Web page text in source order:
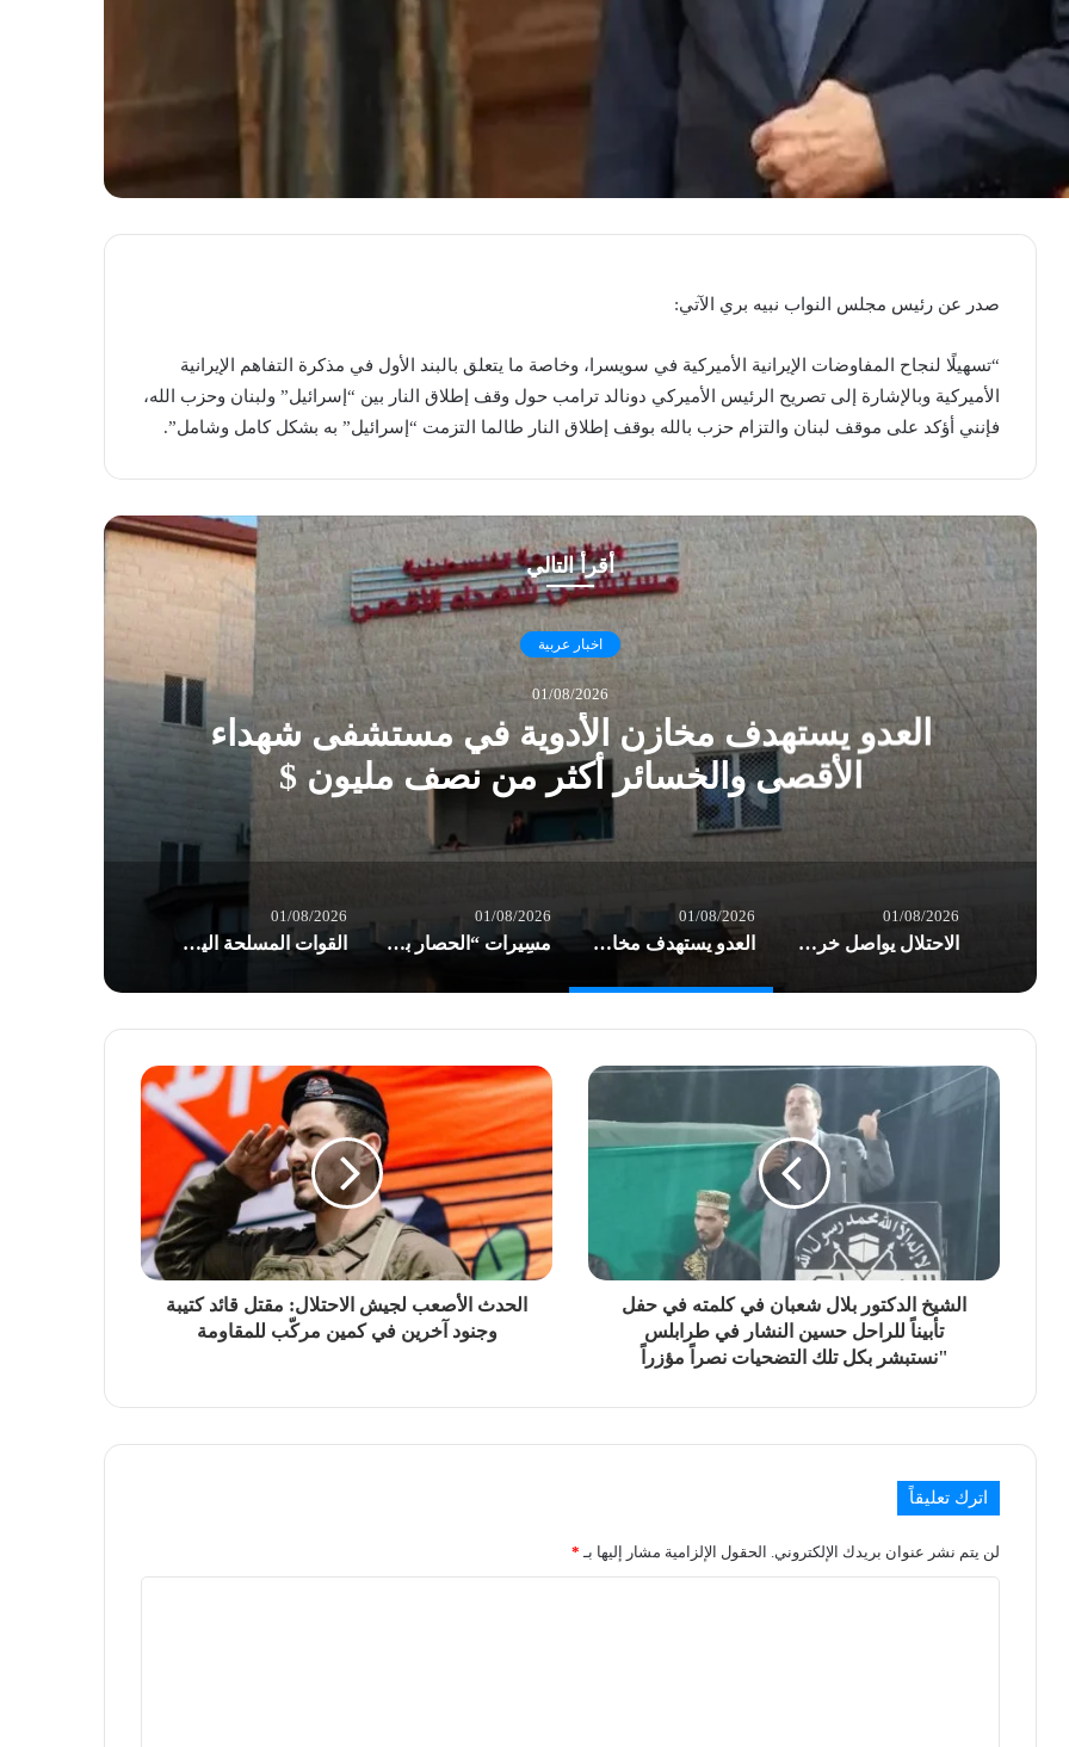
صدر عن رئيس مجلس النواب نبيه بري الآتي:
“تسهيلًا لنجاح المفاوضات الإيرانية الأميركية في سويسرا، وخاصة ما يتعلق بالبند الأول في مذكرة التفاهم الإيرانية
الأميركية وبالإشارة إلى تصريح الرئيس الأميركي دونالد ترامب حول وقف إطلاق النار بين “إسرائيل” ولبنان وحزب الله،
فإنني أؤكد على موقف لبنان والتزام حزب بالله بوقف إطلاق النار طالما التزمت “إسرائيل” به بشكل كامل وشامل”.
أقرأ التالي
اخبار عربية
01/08/2026
العدو يستهدف مخازن الأدوية في مستشفى شهداء
الأقصى والخسائر أكثر من نصف مليون $
01/08/2026
الاحتلال يواصل خرق الهدنة في غزة.. شهداء وعشرات الإصابات بغارات العدو
01/08/2026
العدو يستهدف مخازن الأدوية في مستشفى شهداء الأقصى والخسائر أكثر من نصف مليون $
01/08/2026
مسِيرات “الحصار بالحصار والتصعيد بالتصعيد” في صنعاء: مستعدون لأثمان المعركة
01/08/2026
القوات المسلحة اليمنية: إجبار 8 سفن نفطية للعدو السعودي على تغيير مسارها
الشيخ الدكتور بلال شعبان في كلمته في حفل
تأبيناً للراحل حسين النشار في طرابلس
"نستبشر بكل تلك التضحيات نصراً مؤزراً
الحدث الأصعب لجيش الاحتلال: مقتل قائد كتيبة
وجنود آخرين في كمين مركّب للمقاومة
اترك تعليقاً
لن يتم نشر عنوان بريدك الإلكتروني. الحقول الإلزامية مشار إليها بـ *